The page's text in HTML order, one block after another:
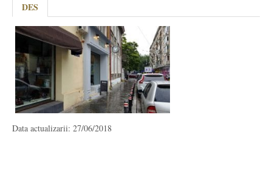
DES
Data actualizarii: 27/06/2018